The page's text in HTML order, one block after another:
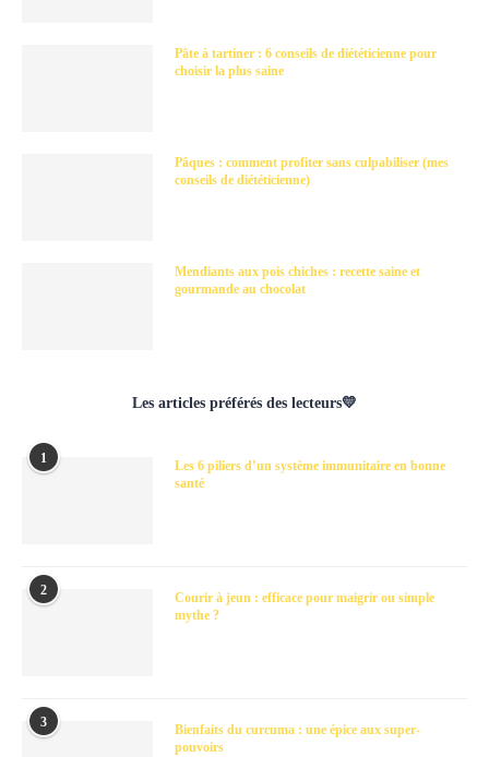
Pâte à tartiner : 6 conseils de diététicienne pour
choisir la plus saine
Pâques : comment profiter sans culpabiliser (mes
conseils de diététicienne)
Mendiants aux pois chiches : recette saine et
gourmande au chocolat
Les articles préférés des lecteurs💛
1
Les 6 piliers d’un système immunitaire en bonne
santé
2
Courir à jeun : efficace pour maigrir ou simple
mythe ?
3
Bienfaits du curcuma : une épice aux super-
pouvoirs